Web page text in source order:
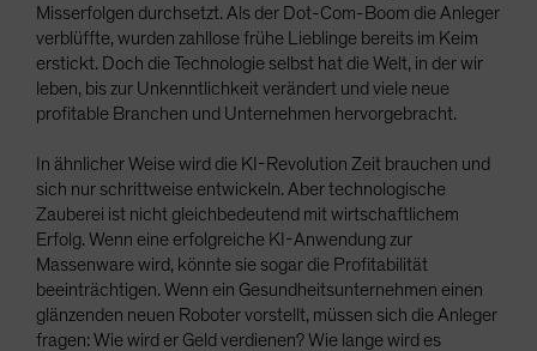
Misserfolgen durchsetzt. Als der Dot-Com-Boom die Anleger
verblüffte, wurden zahllose frühe Lieblinge bereits im Keim
erstickt. Doch die Technologie selbst hat die Welt, in der wir
leben, bis zur Unkenntlichkeit verändert und viele neue
profitable Branchen und Unternehmen hervorgebracht.
In ähnlicher Weise wird die KI-Revolution Zeit brauchen und
sich nur schrittweise entwickeln. Aber technologische
Zauberei ist nicht gleichbedeutend mit wirtschaftlichem
Erfolg. Wenn eine erfolgreiche KI-Anwendung zur
Massenware wird, könnte sie sogar die Profitabilität
beeinträchtigen. Wenn ein Gesundheitsunternehmen einen
glänzenden neuen Roboter vorstellt, müssen sich die Anleger
fragen: Wie wird er Geld verdienen? Wie lange wird es